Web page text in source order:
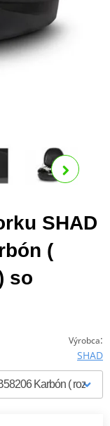
SHAD
(
so
Výrobca:
SHAD